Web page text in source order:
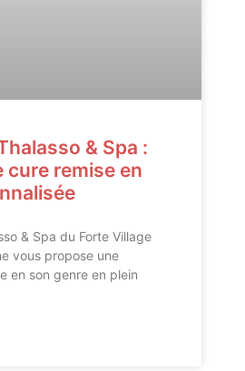
& Spa :
cure remise en
& Spa du Forte Village
vous propose une
en son genre en plein